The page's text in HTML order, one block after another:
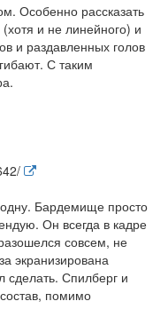
Особенно рассказать
и не линейного) и
и раздавленных голов
С таким
Бардемище просто
Он всегда в кадре
совсем, не
экранизирована
Спилберг и
помимо